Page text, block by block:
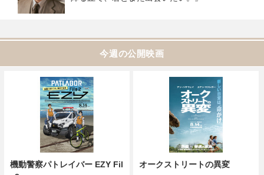
今週の公開映画
機動警察パトレイバー EZY Fil
オークストリートの異変